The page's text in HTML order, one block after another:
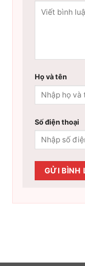
Họ và tên
Số điện thoại